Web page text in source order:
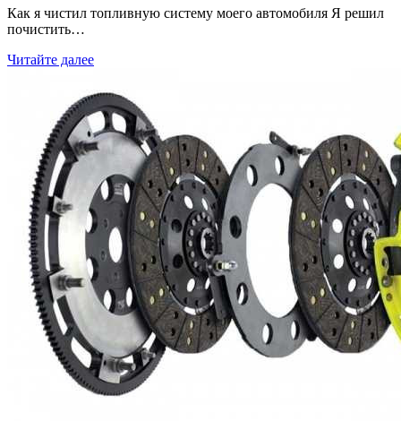
Как я чистил топливную систему моего автомобиля Я решил
почистить…
Читайте далее